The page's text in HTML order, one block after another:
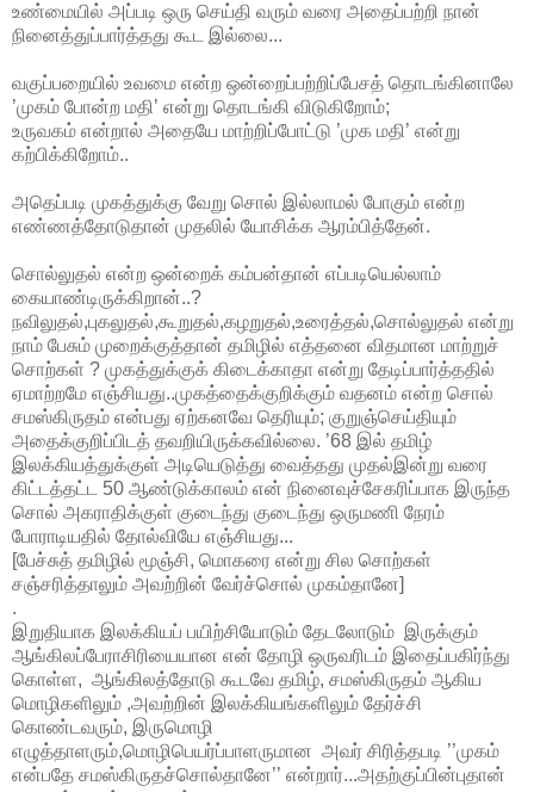
உண்மையில் அப்படி ஒரு செய்தி வரும் வரை அதைப்பற்றி நான்
நினைத்துப்பார்த்தது கூட இல்லை...
வகுப்பறையில் உவமை என்ற ஒன்றைப்பற்றிப்பேசத் தொடங்கினாலே
’முகம் போன்ற மதி’ என்று தொடங்கி விடுகிறோம்;
உருவகம் என்றால் அதையே மாற்றிப்போட்டு ’முக மதி’ என்று
கற்பிக்கிறோம்..
அதெப்படி முகத்துக்கு வேறு சொல் இல்லாமல் போகும் என்ற
எண்ணத்தோடுதான் முதலில் யோசிக்க ஆரம்பித்தேன்.
சொல்லுதல் என்ற ஒன்றைக் கம்பன்தான் எப்படியெல்லாம்
கையாண்டிருக்கிறான்..?
நவிலுதல்,புகலுதல்,கூறுதல்,கழறுதல்,உரைத்தல்,சொல்லுதல் என்று
நாம் பேசும் முறைக்குத்தான் தமிழில் எத்தனை விதமான மாற்றுச்
சொற்கள் ? முகத்துக்குக் கிடைக்காதா என்று தேடிப்பார்த்ததில்
ஏமாற்றமே எஞ்சியது..முகத்தைக்குறிக்கும் வதனம் என்ற சொல்
சமஸ்கிருதம் என்பது ஏற்கனவே தெரியும்; குறுஞ்செய்தியும்
அதைக்குறிப்பிடத் தவறியிருக்கவில்லை. ’68 இல் தமிழ்
இலக்கியத்துக்குள் அடியெடுத்து வைத்தது முதல்இன்று வரை
கிட்டத்தட்ட 50 ஆண்டுக்காலம் என் நினைவுச்சேகரிப்பாக இருந்த
சொல் அகராதிக்குள் குடைந்து குடைந்து ஒருமணி நேரம்
போராடியதில் தோல்வியே எஞ்சியது...
[பேச்சுத் தமிழில் மூஞ்சி, மொகரை என்று சில சொற்கள்
சஞ்சரித்தாலும் அவற்றின் வேர்ச்சொல் முகம்தானே]
.
இறுதியாக இலக்கியப் பயிற்சியோடும் தேடலோடும் இருக்கும்
ஆங்கிலப்பேராசிரியையான என் தோழி ஒருவரிடம் இதைப்பகிர்ந்து
கொள்ள, ஆங்கிலத்தோடு கூடவே தமிழ், சமஸ்கிருதம் ஆகிய
மொழிகளிலும் ,அவற்றின் இலக்கியங்களிலும் தேர்ச்சி
கொண்டவரும், இருமொழி
எழுத்தாளரும்,மொழிபெயர்ப்பாளருமான அவர் சிரித்தபடி ’’முகம்
என்பதே சமஸ்கிருதச்சொல்தானே’’ என்றார்...அதற்குப்பின்புதான்